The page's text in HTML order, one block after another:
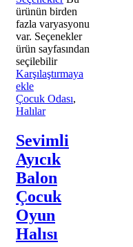
ürünün birden
fazla varyasyonu
var. Seçenekler
ürün sayfasından
seçilebilir
Karşılaştırmaya
ekle
Çocuk Odası,
Halılar
Sevimli
Ayıcık
Balon
Çocuk
Oyun
Halısı